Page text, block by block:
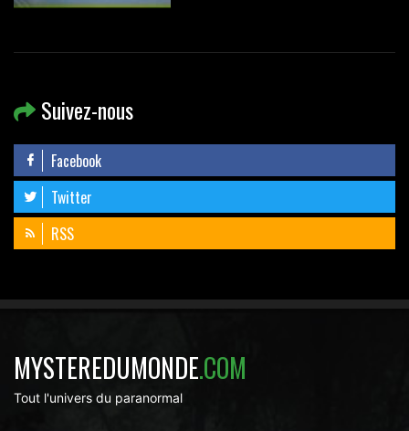
Suivez-nous
Facebook
Twitter
RSS
MYSTEREDUMONDE.COM
Tout l'univers du paranormal